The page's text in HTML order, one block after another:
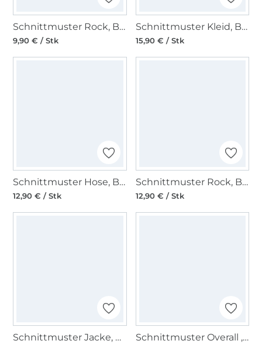
Schnittmuster Rock, Burda 6252
9,90 € / Stk
Schnittmuster Kleid, Burda 6345
15,90 € / Stk
Schnittmuster Hose, Burda 6316
12,90 € / Stk
Schnittmuster Rock, Burda 6357
12,90 € / Stk
Schnittmuster Jacke, Burda 6465 Schnittmuster Overall , Oberteil , Hose, Burda 6516